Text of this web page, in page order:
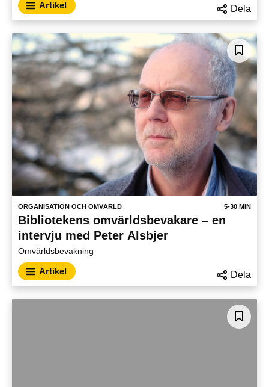
Artikel Dela
ORGANISATION OCH OMVÄRLD 5-30 MIN
Bibliotekens omvärldsbevakare – en
intervju med Peter Alsbjer
Omvärldsbevakning
Artikel Dela